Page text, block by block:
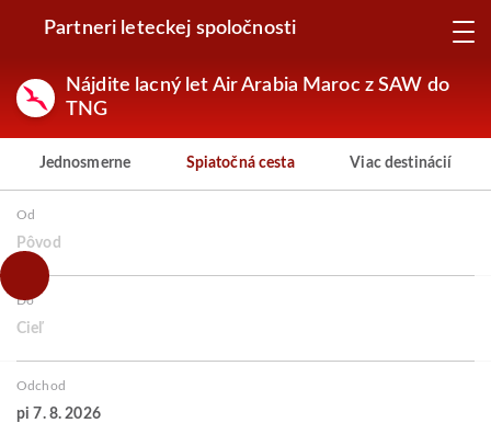
Partneri leteckej spoločnosti
Nájdite lacný let Air Arabia Maroc z SAW do
TNG
Jednosmerne Spiatočná cesta Viac destinácií
Od
Pôvod
Do
Cieľ
Odchod
pi 7. 8. 2026